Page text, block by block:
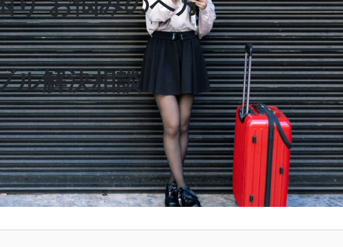
ル解決相談